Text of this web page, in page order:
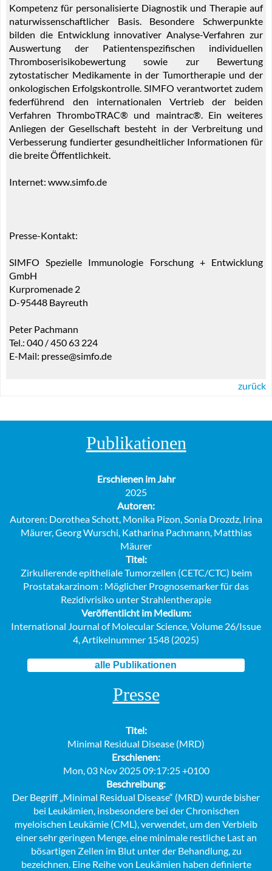
Kompetenz für personalisierte Diagnostik und Therapie auf
naturwissenschaftlicher Basis. Besondere Schwerpunkte
bilden die Entwicklung innovativer Analyse-Verfahren zur
Auswertung der Patientenspezifischen individuellen
Thromboserisikobewertung sowie zur Bewertung
zytostatischer Medikamente in der Tumortherapie und der
onkologischen Erfolgskontrolle. SIMFO verantwortet zudem
federführend den internationalen Vertrieb der beiden
Verfahren ThromboTRAC® und maintrac®. Ein weiteres
Anliegen der Gesellschaft besteht in der Verbreitung und
Verbesserung fundierter gesundheitlicher Informationen für
die breite Öffentlichkeit.
Internet: www.simfo.de
Presse-Kontakt:
SIMFO Spezielle Immunologie Forschung + Entwicklung
GmbH
Kurpromenade 2
D-95448 Bayreuth
Peter Pachmann
Tel.: 040 / 450 63 224
E-Mail: presse@simfo.de
zurück
Publikationen
Erschienen im Jahr
2025
Autoren:
Autoren: Dorothea Schott, Monika Pizon, Sonia Drozdz, Irina
Mäurer, Georg Wurschi, Katharina Pachmann, Matthias
Mäurer
Titel:
Zirkulierende epitheliale Tumorzellen (CETC/CTC) beim
Prostatakarzinom : Möglicher Prognosemarker für das
Rezidivrisiko unter Strahlentherapie
Veröffentlicht im Medium:
International Journal of Molecular Science, Volume 26/Issue
4, Artikelnummer 1548 (2025)
alle Publikationen
Presse
Titel:
Minimal Residual Disease (MRD)
Erschienen:
Mon, 03 Nov 2025 09:17:25 +0100
Beschreibung:
Der Begriff „Minimal Residual Disease“ (MRD) wurde bisher
bei Leukämien, insbesondere bei der Chronischen
myeloischen Leukämie (CML), verwendet, um den Verbleib
einer sehr geringen Menge, eine minimale restliche Last an
bösartigen Zellen im Blut unter der Behandlung, zu
bezeichnen. Eine Reihe von Leukämien haben definierte